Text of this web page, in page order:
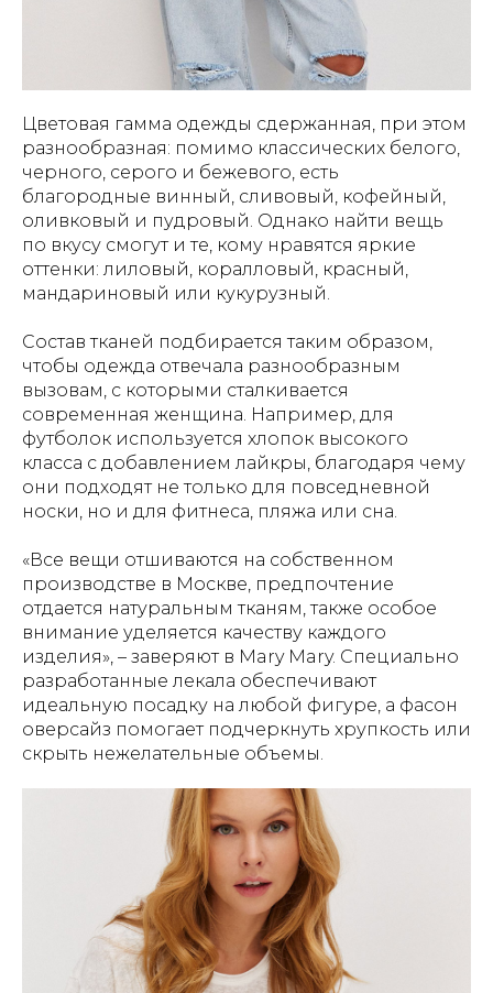
Цветовая гамма одежды сдержанная, при этом
разнообразная: помимо классических белого,
черного, серого и бежевого, есть
благородные винный, сливовый, кофейный,
оливковый и пудровый. Однако найти вещь
по вкусу смогут и те, кому нравятся яркие
оттенки: лиловый, коралловый, красный,
мандариновый или кукурузный.
Состав тканей подбирается таким образом,
чтобы одежда отвечала разнообразным
вызовам, с которыми сталкивается
современная женщина. Например, для
футболок используется хлопок высокого
класса с добавлением лайкры, благодаря чему
они подходят не только для повседневной
носки, но и для фитнеса, пляжа или сна.
«Все вещи отшиваются на собственном
производстве в Москве, предпочтение
отдается натуральным тканям, также особое
внимание уделяется качеству каждого
изделия», – заверяют в Mary Mary. Специально
разработанные лекала обеспечивают
идеальную посадку на любой фигуре, а фасон
оверсайз помогает подчеркнуть хрупкость или
скрыть нежелательные объемы.